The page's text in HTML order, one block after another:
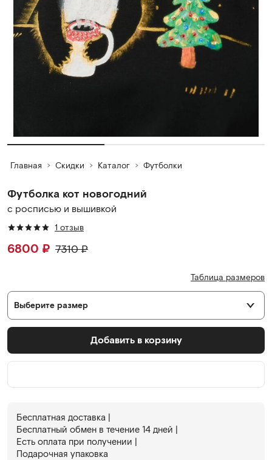
Главная Скидки Каталог Футболки
Футболка кот новогодний
с росписью и вышивкой
1 отзыв
6800 ₽ 7310₽
Таблица размеров
Выберите размер
Добавить в корзину
Бесплатная доставка |
Бесплатный обмен в течениe 14 дней |
Есть оплата при получении |
Подарочная упаковка